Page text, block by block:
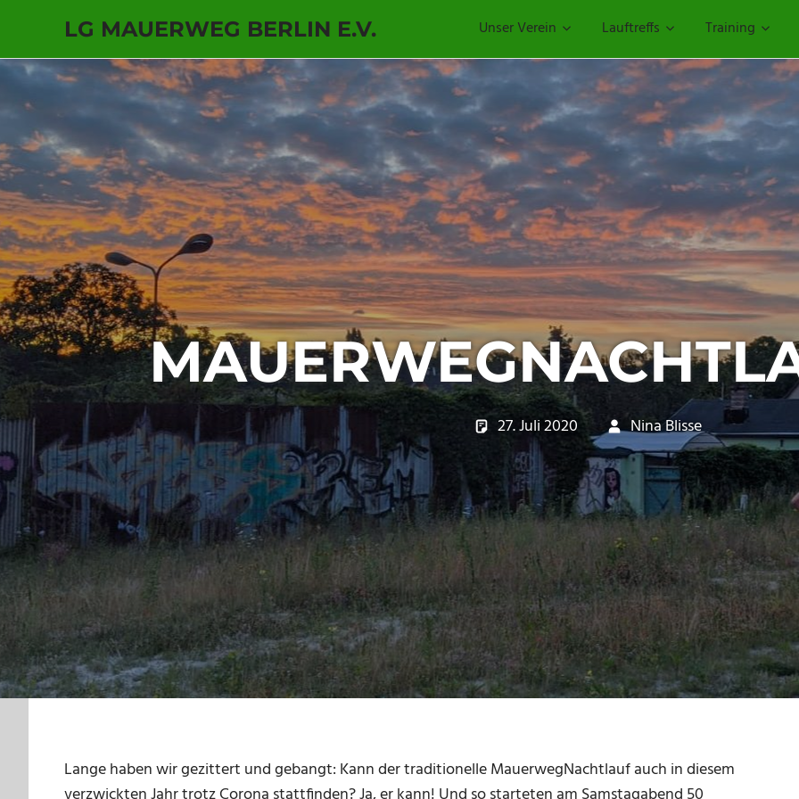
Zum
springen
LG MAUERWEG BERLIN E.V. Unser Verein Lauftreffs Training
27. Juli 2020 Nina Blisse Keine
Lange haben wir gezittert und gebangt: Kann der traditionelle MauerwegNachtlauf auch in diesem